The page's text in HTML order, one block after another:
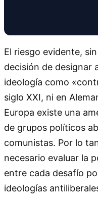
El riesgo evidente,
decisión de designar
ideología como
siglo XXI, ni en
Europa existe una
de grupos políticos
comunistas. Por lo
necesario evaluar la
entre cada desafío
ideologías